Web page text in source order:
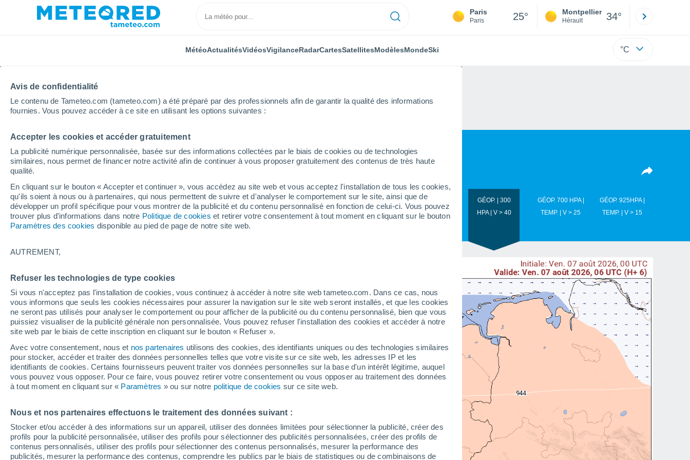
Avis de confidentialité
Le contenu de Tameteo.com (tameteo.com) a été préparé par des professionnels afin de garantir la qualité des informations
fournies. Vous pouvez accéder à ce site en utilisant les options suivantes :
Accepter les cookies et accéder gratuitement
La publicité numérique personnalisée, basée sur des informations collectées par le biais de cookies ou de technologies
similaires, nous permet de financer notre activité afin de continuer à vous proposer gratuitement des contenus de très haute
qualité.
En cliquant sur le bouton « Accepter et continuer », vous accédez au site web et vous acceptez l'installation de tous les cookies,
qu'ils soient à nous ou à partenaires, qui nous permettent de suivre et d'analyser le comportement sur le site, ainsi que de
développer un profil spécifique pour vous montrer de la publicité et du contenu personnalisé en fonction de celui-ci. Vous pouvez
trouver plus d'informations dans notre Politique de cookies et retirer votre consentement à tout moment en cliquant sur le bouton
Paramètres des cookies disponible au pied de page de notre site web.
AUTREMENT,
Refuser les technologies de type cookies
Si vous n'acceptez pas l'installation de cookies, vous continuez à accéder à notre site web tameteo.com. Dans ce cas, nous
vous informons que seuls les cookies nécessaires pour assurer la navigation sur le site web seront installés, et que les cookies
ne seront pas utilisés pour analyser le comportement ou pour afficher de la publicité ou du contenu personnalisé, bien que vous
puissiez visualiser de la publicité générale non personnalisée. Vous pouvez refuser l'installation des cookies et accéder à notre
site web par le biais de cette inscription en cliquant sur le bouton « Refuser ».
Avec votre consentement, nous et nos partenaires utilisons des cookies, des identifiants uniques ou des technologies similaires
pour stocker, accéder et traiter des données personnelles telles que votre visite sur ce site web, les adresses IP et les
identifiants de cookies. Certains fournisseurs peuvent traiter vos données personnelles sur la base d'un intérêt légitime, auquel
vous pouvez vous opposer. Pour ce faire, vous pouvez retirer votre consentement ou vous opposer au traitement des données
à tout moment en cliquant sur « Paramètres » ou sur notre politique de cookies sur ce site web.
Nous et nos partenaires effectuons le traitement des données suivant :
Stocker et/ou accéder à des informations sur un appareil, utiliser des données limitées pour sélectionner la publicité, créer des
profils pour la publicité personnalisée, utiliser des profils pour sélectionner des publicités personnalisées, créer des profils de
contenus personnalisés, utiliser des profils pour sélectionner des contenus personnalisés, mesurer la performance des
publicités, mesurer la performance des contenus, comprendre les publics par le biais de statistiques ou de combinaisons de
Paris
Paris 25° Montpellier
Hérault 34°
MétéoActualitésVidéosVigilanceRadarCartesSatellitesModèlesMondeSki °C
Accueil Modèles Modèles Pays-Bas - ECMWF Pays-Bas
Modèles de prévision numérique
PRES. | V > 10 |
NÉB. | PLUIE 6H |
ÉPAI.
PLUIE
ACUMULÉE
NEIGE
ACUMULÉE
TEMPÉRATURE
2M
GÉOP. 850 HPA |
TEMP.
GÉOP. 500 HPA |
PRES. | TEMP.
VENT 10M |
PRESSION
GÉOP. | 300
HPA | V > 40
GÉOP. 700 HPA |
TEMP. | V > 25
GÉOP. 925HPA |
TEMP. | V > 15
ECMWF
GFS
ECMWF Europe
GFS Europe